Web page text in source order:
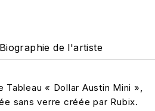
Biographie de l'artiste
« Dollar Austin Mini »,
sans verre créée par Rubix.